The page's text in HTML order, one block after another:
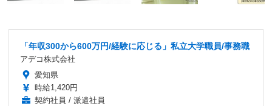
「年収300から600万円/経験に応じる」私立大学職員/事務職
アデコ株式会社
愛知県
時給1,420円
契約社員 / 派遣社員